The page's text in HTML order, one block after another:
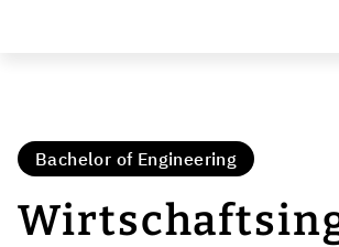
Bachelor of Engineering